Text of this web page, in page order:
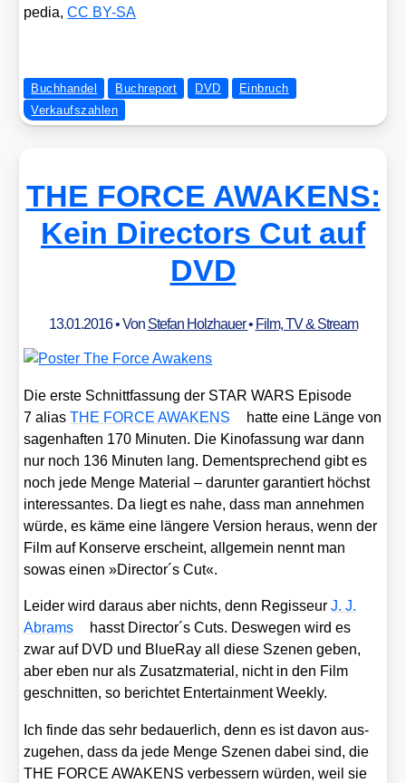
pe­dia,CC BY-SA
Buchhandel Buchreport DVD
Einbruch
Verkaufszahlen
THE FORCE AWAKENS:
Kein Directors Cut auf
DVD
13.01.2016• Von Stefan Holzhauer• Film, TV & Stream
Die ers­te Schnitt­fas­sung der STAR WARS Epi­so­de
7 ali­asTHE FORCE AWAKENS
hat­te eine Län­ge von
sagen­haf­ten 170 Minu­ten. Die Kino­fas­sung war dann
nur noch 136 Minu­ten lang. Dem­entspre­chend gibt es
noch jede Men­ge Mate­ri­al – dar­un­ter garan­tiert höchst
inter­es­san­tes. Da liegt es nahe, dass man anneh­men
wür­de, es käme eine län­ge­re Ver­si­on her­aus, wenn der
Film auf Kon­ser­ve erscheint, all­ge­mein nennt man
sowas einen »Director´s Cut«.
Lei­der wird dar­aus aber nichts, denn Regis­seurJ. J.
Abrams
hasst Director´s Cuts. Des­we­gen wird es
zwar auf DVD und BlueR­ay all die­se Sze­nen geben,
aber eben nur als Zusatz­ma­te­ri­al, nicht in den Film
geschnit­ten, so berich­tet Enter­tain­ment Weekly.
Ich fin­de das sehr bedau­er­lich, denn es ist davon aus­
zu­ge­hen, dass da jede Men­ge Sze­nen dabei sind, die
THE FORCE AWAKENS ver­bes­sern wür­den, weil sie